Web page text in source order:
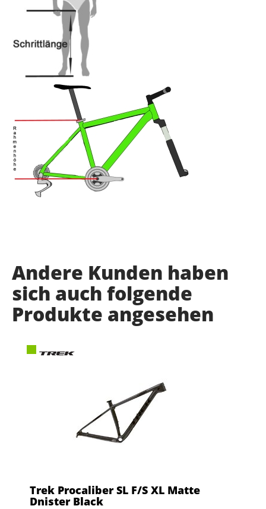
Andere Kunden haben
sich auch folgende
Produkte angesehen
Trek Procaliber SL F/S XL Matte
Dnister Black